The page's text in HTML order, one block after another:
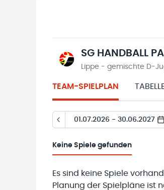
SG HANDBALL
Lippe - gemischte D-
TEAM-SPIELPLAN
01.07.2026 - 30.06.2027
Keine Spiele gefunden
Es sind keine Spiele
Planung der Spielpläne ist